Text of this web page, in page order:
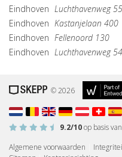
Eindhoven Luchthavenweg 55
Eindhoven Kastanjelaan 400
Eindhoven Fellenoord 130
Eindhoven Luchthavenweg 54
© 2026
9.2/10op basis van
Algemene voorwaarden